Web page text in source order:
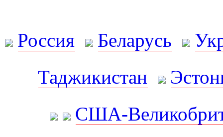
Россия Беларусь
Таджикистан
США-